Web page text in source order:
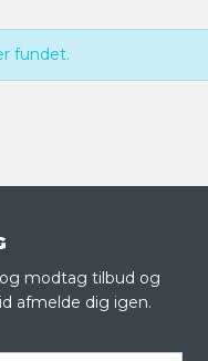
fundet.
modtag tilbud og
afmelde dig igen.